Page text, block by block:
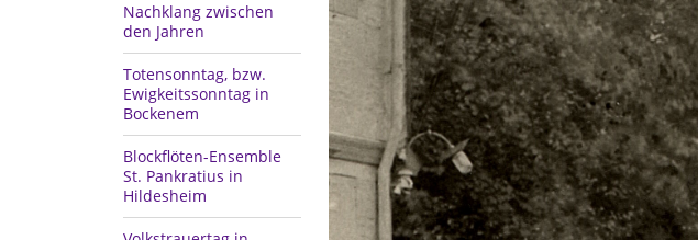
Nachklang zwischen
den Jahren
Totensonntag, bzw.
Ewigkeitssonntag in
Bockenem
Blockflöten-Ensemble
St. Pankratius in
Hildesheim